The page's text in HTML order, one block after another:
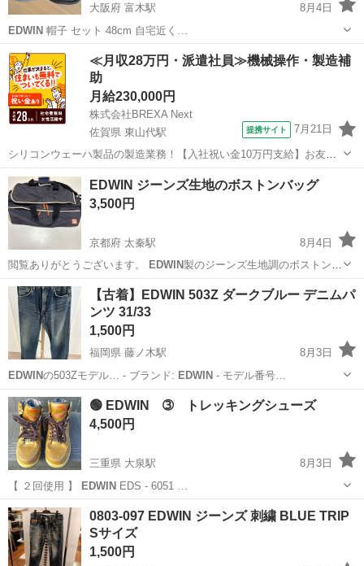
大阪府 富木駅
8月4日
EDWIN
帽子 セット 48cm 自宅近く…
大阪 堺市 富木駅 キッズ用品
≪月収28万円・派遣社員≫機械操作・製造補
助
月給230,000円
株式会社BREXA Next
佐賀県 東山代駅
提携サイト 7月21日
シリコンウェーハ製品の製造業務！【入社祝い金10万円支給】お友達
やカップルとの応募OK◎年間休日129日＆休出なしでプライベート充
実♪業務はクリーンルームで快適作業◎自社正社員登用制度あり★1食
300円～の格安食堂あり！《佐...
佐賀 伊万里市 その他
EDWIN ジーンズ生地のボストンバッグ
3,500円
京都府 太秦駅
8月4日
閲覧ありがとうございます。
EDWIN製のジーンズ生地調のボストンバ
ックで…
京都 京都市 太秦駅
【古着】EDWIN 503Z ダークブルー デニムパ
ンツ 31/33
1,500円
福岡県 藤ノ木駅
8月3日
EDWINの503Zモデル… - ブランド: EDWIN - モデル番号…
福岡 北九州市 ジーンズ/デニム
🟢 EDWIN ➂ トレッキングシューズ
4,500円
三重県 大泉駅
8月3日
【 ２回使用 】 EDWIN
三重 いなべ市 EDWIN
0803-097 EDWIN ジーンズ 刺繍 BLUE TRIP
Sサイズ
1,500円